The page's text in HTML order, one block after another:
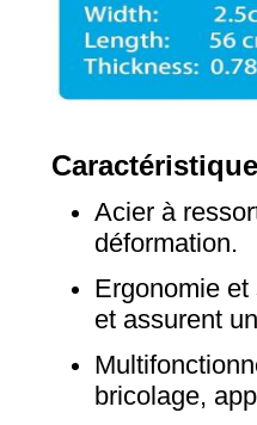
Acier à
déformation.
Ergonomie
et assurent
bricolage,